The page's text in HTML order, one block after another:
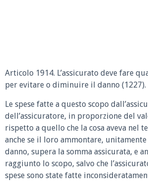
Articolo 1914. L’assicurato deve fare
per evitare o diminuire il danno (1227).
Le spese fatte a questo scopo
dell’assicuratore, in proporzione del
rispetto a quello che la cosa aveva nel
anche se il loro ammontare,
danno, supera la somma assicurata, e
raggiunto lo scopo, salvo che
spese sono state fatte